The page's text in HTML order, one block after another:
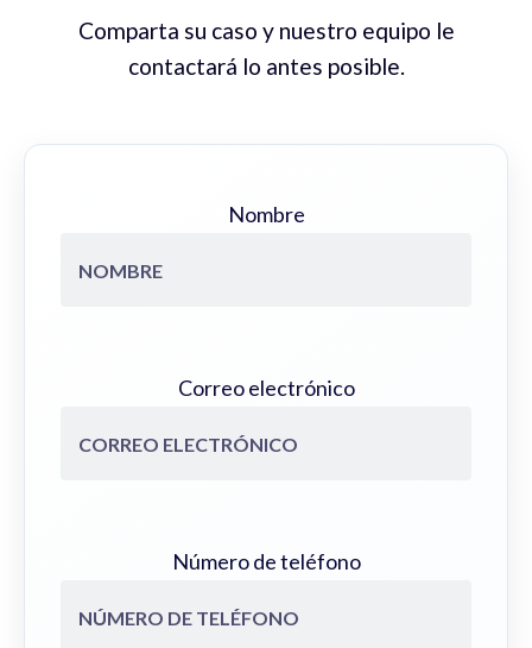
Comparta su caso y nuestro equipo le
contactará lo antes posible.
Nombre
Correo electrónico
Número de teléfono